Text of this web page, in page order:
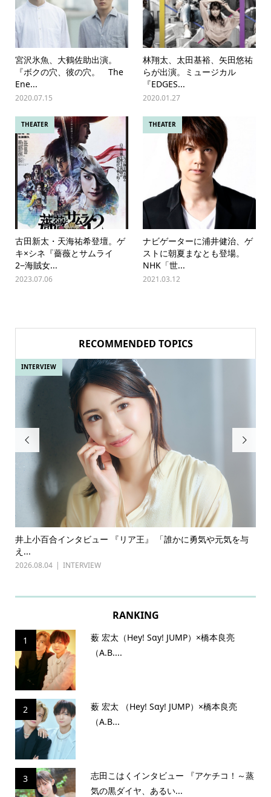
宮沢氷魚、大鶴佐助出演。
『ボクの穴、彼の穴。 The
Ene...
2020.07.15
林翔太、太田基裕、矢田悠祐
らが出演。ミュージカル
『EDGES...
2020.01.27
THEATER
古田新太・天海祐希登壇。ゲ
キ×シネ『薔薇とサムライ
2−海賊女...
2023.07.06
THEATER
ナビゲーターに浦井健治、ゲ
ストに朝夏まなとも登場。
NHK「世...
2021.03.12
RECOMMENDED TOPICS

リア王』 「誰かに勇気や元気を与
古川雄輝×長野凌大（原因は

RANKING
1
薮 宏太（Hey! Sɑy! JUMP）×橋本良亮
（A.B....
2
薮 宏太 （Hey! Sɑy! JUMP）×橋本良亮
（A.B...
3
志田こはくインタビュー 『アケチコ！～蒸
気の黒ダイヤ、あるい...